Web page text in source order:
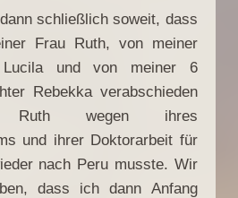
schließlich soweit, dass
Frau Ruth, von meiner
Lucila und von meiner 6
Rebekka verabschieden
Ruth wegen ihres
und ihrer Doktorarbeit für
nach Peru musste. Wir
dass ich dann Anfang